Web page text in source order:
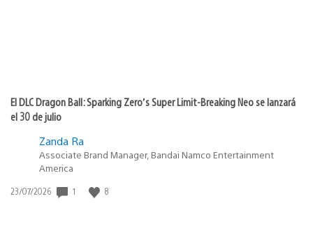
El DLC Dragon Ball: Sparking Zero’s Super Limit-Breaking Neo se lanzará
el 30 de julio
Zanda Ra
Associate Brand Manager, Bandai Namco Entertainment
America
Fecha
23/07/2026 1 8